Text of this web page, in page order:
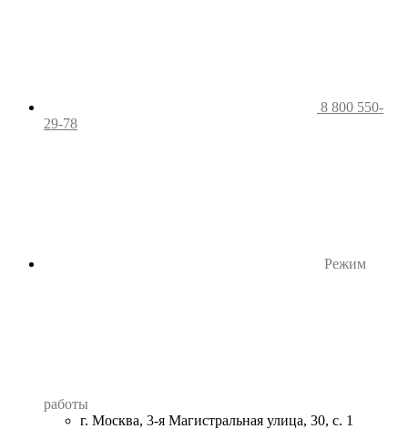
8 800 550-
29-78
Режим
работы
г. Москва, 3-я Магистральная улица, 30, с. 1